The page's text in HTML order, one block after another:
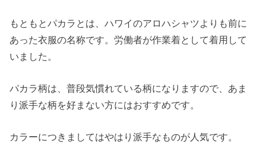
もともとパカラとは、ハワイのアロハシャツよりも前に
あった衣服の名称です。労働者が作業着として着用して
いました。
パカラ柄は、普段気慣れている柄になりますので、あま
り派手な柄を好まない方にはおすすめです。
カラーにつきましてはやはり派手なものが人気です。